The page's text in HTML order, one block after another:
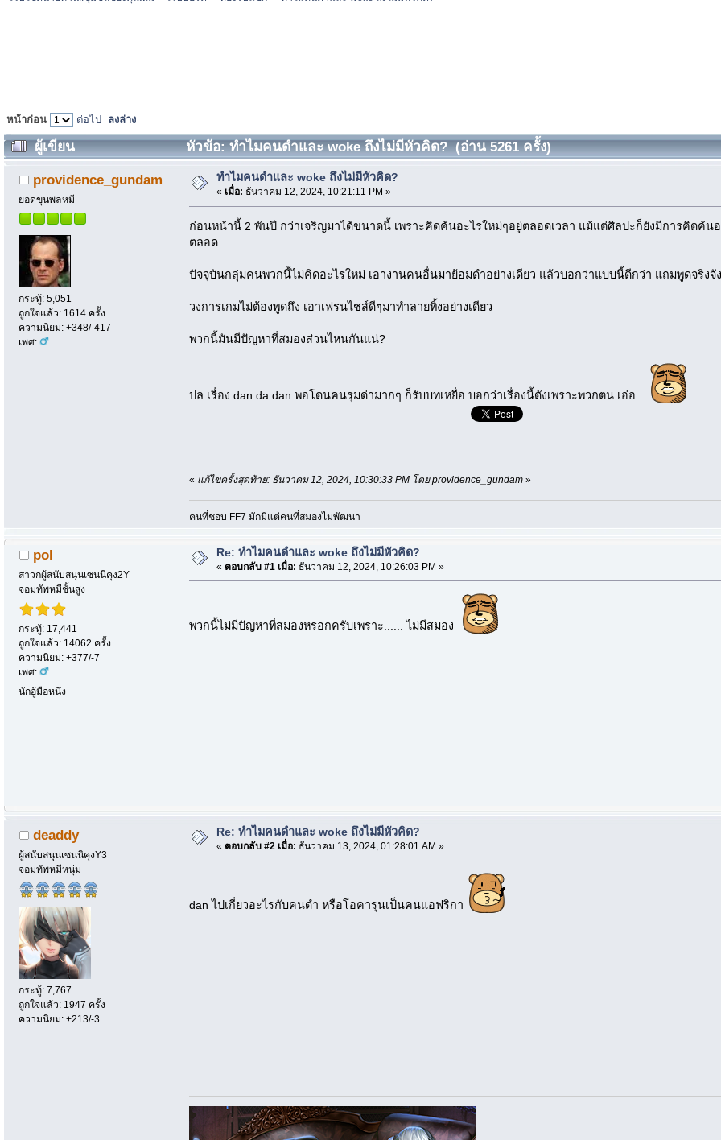
หน้าก่อน ต่อไป ลงล่าง
ผู้เขียน หัวข้อ: ทำไมคนดำและ woke ถึงไม่มีหัวคิด? (อ่าน 5261 ครั้ง)
providence_gundam
ยอดขุนพลหมี
กระทู้: 5,051
ถูกใจแล้ว: 1614 ครั้ง
ความนิยม: +348/-417
เพศ:
ทำไมคนดำและ woke ถึงไม่มีหัวคิด?
« เมื่อ: ธันวาคม 12, 2024, 10:21:11 PM »
ก่อนหน้านี้ 2 พันปี กว่าเจริญมาได้ขนาดนี้ เพราะคิดค้นอะไรใหม่ๆอยู่ตลอดเวลา แม้แต่ศิลปะก็ยังมีการคิดค้น
ตลอด
ปัจจุบันกลุ่มคนพวกนี้ไม่คิดอะไรใหม่ เอางานคนอื่นมาย้อมดำอย่างเดียว แล้วบอกว่าแบบนี้ดีกว่า แถมพูดจริงจั
วงการเกมไม่ต้องพูดถึง เอาเฟรนไชส์ดีๆมาทำลายทิ้งอย่างเดียว
พวกนี้มันมีปัญหาที่สมองส่วนไหนกันแน่?
ปล.เรื่อง dan da dan พอโดนคนรุมด่ามากๆ ก็รับบทเหยื่อ บอกว่าเรื่องนี้ดังเพราะพวกตน เอ่อ...
« แก้ไขครั้งสุดท้าย: ธันวาคม 12, 2024, 10:30:33 PM โดย providence_gundam »
คนที่ชอบ FF7 มักมีแต่คนที่สมองไม่พัฒนา
pol
สาวกผู้สนับสนุนเซนนิคุง2Y
จอมทัพหมีชั้นสูง
กระทู้: 17,441
ถูกใจแล้ว: 14062 ครั้ง
ความนิยม: +377/-7
เพศ:
นักอู้มือหนึ่ง
Re: ทำไมคนดำและ woke ถึงไม่มีหัวคิด?
« ตอบกลับ #1 เมื่อ: ธันวาคม 12, 2024, 10:26:03 PM »
พวกนี้ไม่มีปัญหาที่สมองหรอกครับเพราะ...... ไม่มีสมอง
deaddy
ผู้สนับสนุนเซนนิคุงY3
จอมทัพหมีหนุ่ม
กระทู้: 7,767
ถูกใจแล้ว: 1947 ครั้ง
ความนิยม: +213/-3
Re: ทำไมคนดำและ woke ถึงไม่มีหัวคิด?
« ตอบกลับ #2 เมื่อ: ธันวาคม 13, 2024, 01:28:01 AM »
dan ไปเกี่ยวอะไรกับคนดำ หรือโอคารุนเป็นคนแอฟริกา